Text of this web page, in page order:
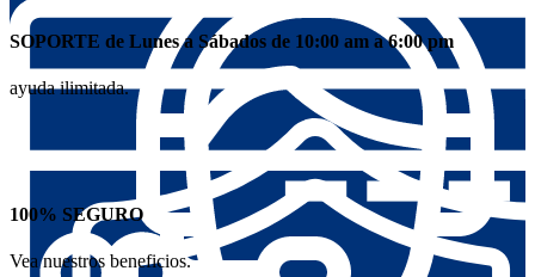
SOPORTE de Lunes a Sábados de 10:00 am a 6:00 pm
ayuda ilimitada.
100% SEGURO
Vea nuestros beneficios.